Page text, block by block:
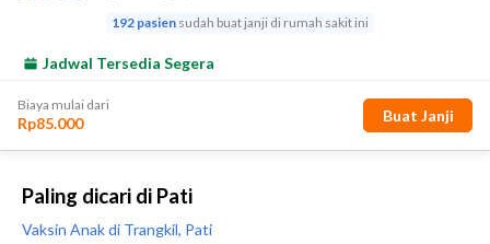
Paling dicari di Pati
Vaksin Anak di Trangkil, Pati